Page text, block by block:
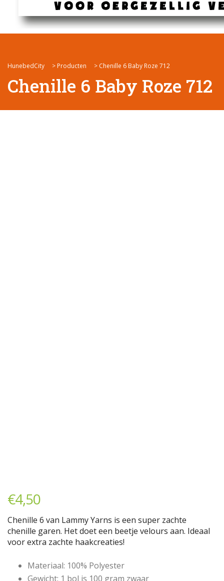
HunebedCity > Producten > Chenille 6 Baby Roze 712
Chenille 6 Baby Roze 712
€4,50
Chenille 6 van Lammy Yarns is een super zachte
chenille garen. Het doet een beetje velours aan. Ideaal
voor extra zachte haakcreaties!
Materiaal: 100% Polyester
Gewicht: 1 bol is 100 gram zwaar